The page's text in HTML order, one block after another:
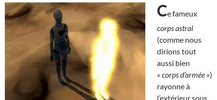
Ce fameux
corps astral
(comme nous
dirions tout
aussi bien
« corps d’armée »)
rayonne à
l’extérieur sous